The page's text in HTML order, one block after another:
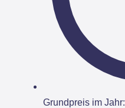
Grundpreis im Jahr: